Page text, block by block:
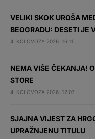
VELIKI SKOK UROŠA
BEOGRADU: DESETI JE
4. KOLOVOZA 2026. 16:11
NEMA VIŠE ČEKANJA!
STORE
4. KOLOVOZA 2026. 12:07
SJAJNA VIJEST ZA
UPRAŽNJENU TITULU